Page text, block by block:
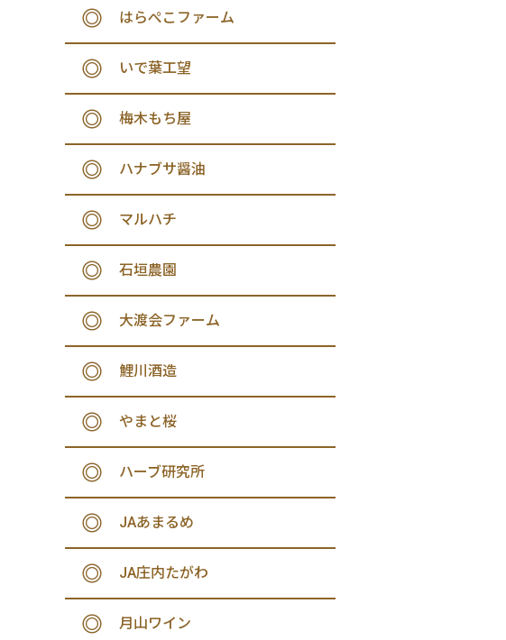
はらぺこファーム
いで葉工望
梅木もち屋
ハナブサ醤油
マルハチ
石垣農園
大渡会ファーム
鯉川酒造
やまと桜
ハーブ研究所
JAあまるめ
JA庄内たがわ
月山ワイン